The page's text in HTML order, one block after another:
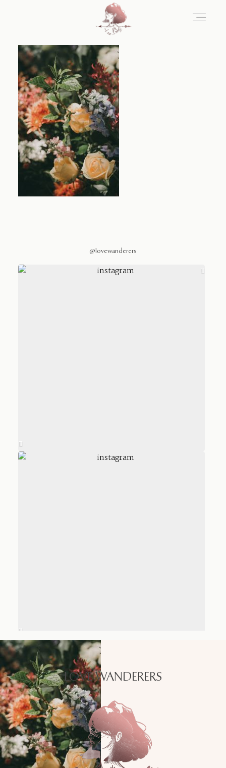
@lovewanderers
LOVE WANDERERS
Home
Blog
Sobre Nosotros
Contacto